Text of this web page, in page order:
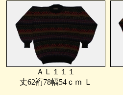
ＡＬ１１１
丈62裄78幅54ｃｍ Ｌ